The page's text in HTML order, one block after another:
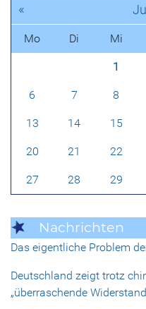
«
Mo Di Mi
1
6 7 8
13 14 15
20 21 22
27 28 29
Nachrichten
Das eigentliche Problem
Deutschland zeigt trotz
„überraschende